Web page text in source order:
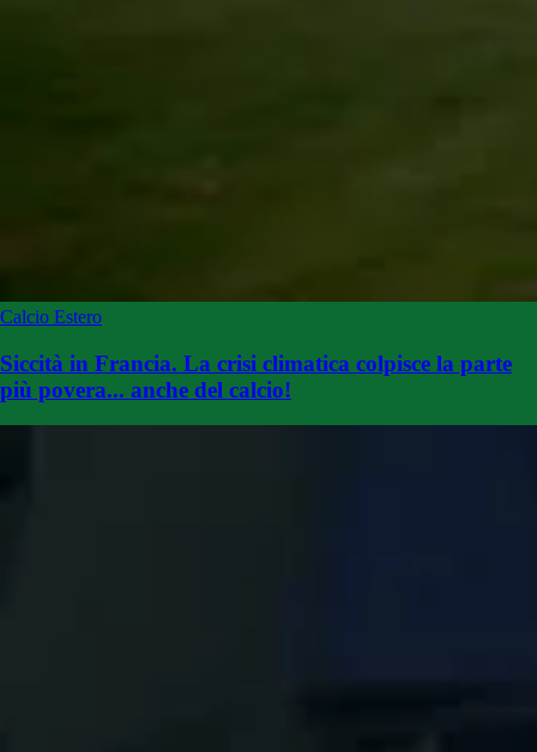
Calcio Estero
Siccità in Francia. La crisi climatica colpisce la parte
più povera... anche del calcio!